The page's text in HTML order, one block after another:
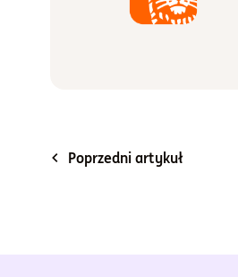
Poprzedni artykuł